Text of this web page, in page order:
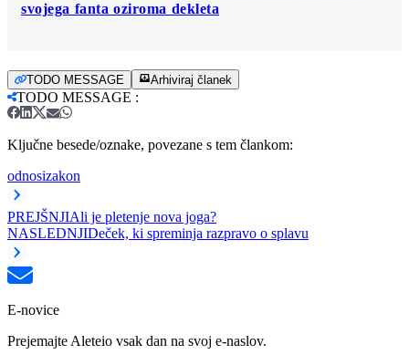
svojega fanta oziroma dekleta
TODO MESSAGE Arhiviraj članek
TODO MESSAGE :
Ključne besede/oznake, povezane s tem člankom:
odnosizakon
PREJŠNJIAli je pletenje nova joga?
NASLEDNJIDeček, ki spreminja razpravo o splavu
E-novice
Prejemajte Aleteio vsak dan na svoj e-naslov.